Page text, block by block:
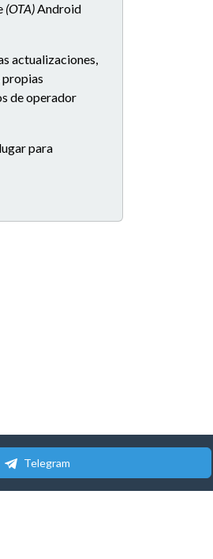
(OTA)Android
actualizaciones,
propias
de operador
para
Telegram